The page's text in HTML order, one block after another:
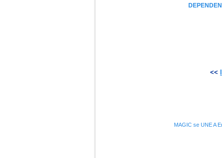
<<
MAGIC se UNE A